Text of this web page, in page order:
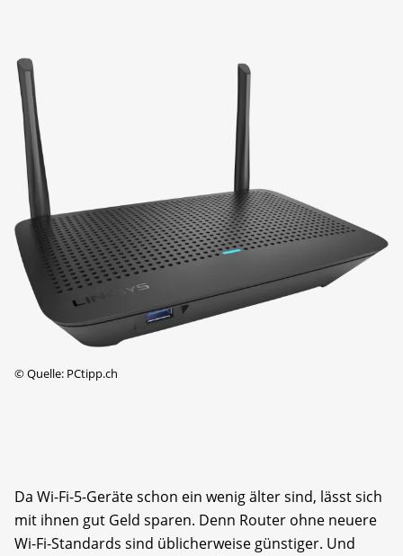
©Quelle: PCtipp.ch
Da Wi-Fi-5-Geräte schon ein wenig älter sind, lässt sich
mit ihnen gut Geld sparen. Denn Router ohne neuere
Wi-Fi-Standards sind üblicherweise günstiger. Und